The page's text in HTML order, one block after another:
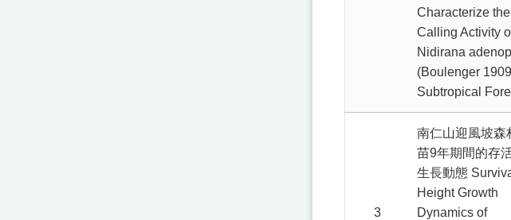
Characterize the
Calling Activity
Nidirana
(Boulenger
Subtropical
3
南仁山迎風坡森
苗9年期間的存
生長動態
Height Growth
Dynamics of